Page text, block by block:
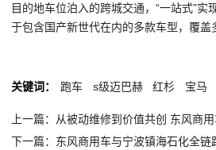
目的地车位泊入的跨城交通，“一站式”实
于包含国产新世代在内的多款车型，覆盖
关键词： 跑车 s级迈巴赫 红杉 宝马
下一篇：东风商用车与宁波镇海石化全